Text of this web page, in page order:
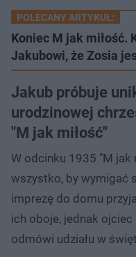
POLECANY ARTYKUŁ:
Koniec M jak miłość.
Jakubowi, że Zosia
Jakub próbuje
urodzinowej
"M jak miłość"
W odcinku 1935 "M jak
wszystko, by wymigać
imprezę do domu
ich oboje, jednak
odmówi udziału w